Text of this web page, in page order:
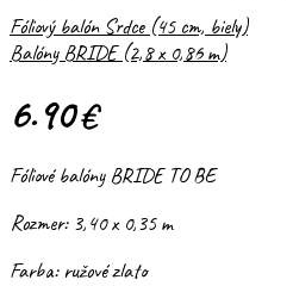
Fóliový balón Srdce (45 cm, biely)
Balóny BRIDE (2,8 x 0,86 m)
6.90€
Fóliové balóny BRIDE TO BE
Rozmer: 3,40 x 0,35 m
Farba: ružové zlato